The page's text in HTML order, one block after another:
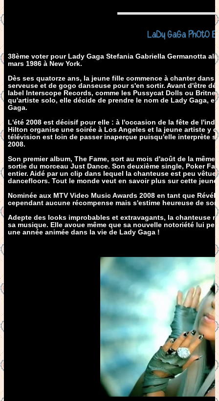
LaDy GaGa PhOtO
38ème voter pour Lady Gaga Stefania Gabriella Germanotta
mars 1986 à New York.
Dès ses quatorze ans, la jeune fille commence à chanter dans
serveuse et de gogo danseuse pour s'en sortir. Avant d'être
label Interscope Records, comme les Pussycat Dolls ou
qu'artiste solo, elle décide de prendre le nom de Lady Gaga,
Gaga.
L'été 2008 est décisif pour elle : à l'occasion de la fête de
Hilton organise une soirée à Los Angeles et la jeune artiste y
télévision est loin de passer inaperçue puisqu'elle interprète
2008.
Son premier album, The Fame, sort au mois d'août de la
sortie du morceau Just Dance. Son deuxième single, Poker
entier. Aidé par un clip dans lequel la chanteuse est peu
dancefloors. Tout le monde veut en savoir plus sur cette
Nominée aux MTV Video Music Awards 2008 en tant que
cependant aucune récompense mais s'estime heureuse de
Adepte des looks improbables et extravagants, la chanteuse
sa musique. Elle avoue même que sa nouvelle notoriété lui
une année animée dans la vie de Lady Gaga !